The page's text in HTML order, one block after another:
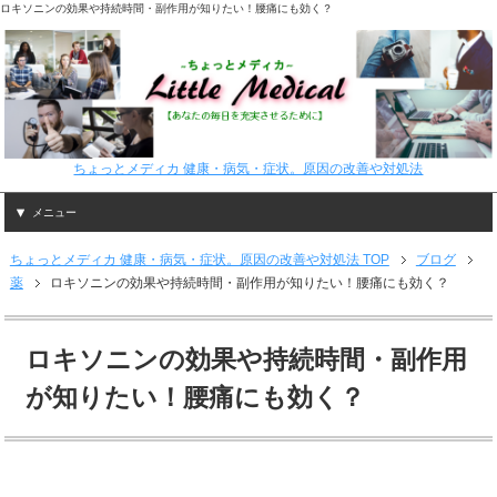
ロキソニンの効果や持続時間・副作用が知りたい！腰痛にも効く？
ちょっとメディカ 健康・病気・症状。原因の改善や対処法
メニュー
ちょっとメディカ 健康・病気・症状。原因の改善や対処法 TOP
ブログ
薬
ロキソニンの効果や持続時間・副作用が知りたい！腰痛にも効く？
ロキソニンの効果や持続時間・副作用
が知りたい！腰痛にも効く？